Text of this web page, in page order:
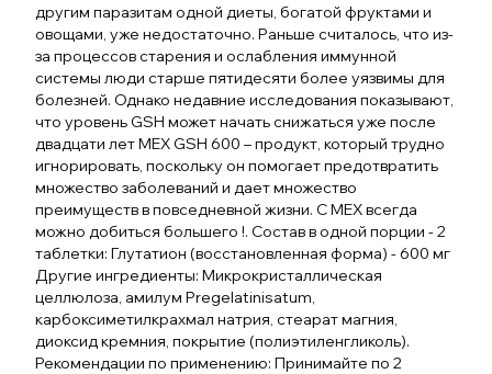
другим паразитам одной диеты, богатой фруктами и
овощами, уже недостаточно. Раньше считалось, что из-
за процессов старения и ослабления иммунной
системы люди старше пятидесяти более уязвимы для
болезней. Однако недавние исследования показывают,
что уровень GSH может начать снижаться уже после
двадцати лет MEX GSH 600 – продукт, который трудно
игнорировать, поскольку он помогает предотвратить
множество заболеваний и дает множество
преимуществ в повседневной жизни. С MEX всегда
можно добиться большего !. Состав в одной порции - 2
таблетки: Глутатион (восстановленная форма) - 600 мг
Другие ингредиенты: Микрокристаллическая
целлюлоза, амилум Pregelatinisatum,
карбоксиметилкрахмал натрия, стеарат магния,
диоксид кремния, покрытие (полиэтиленгликоль).
Рекомендации по применению: Принимайте по 2